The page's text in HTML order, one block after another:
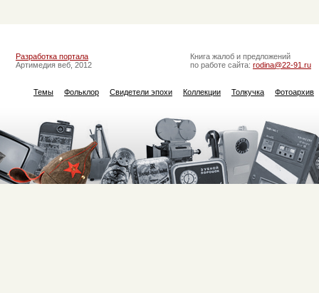
Разработка портала
Артимедия веб, 2012
Книга жалоб и предложений
по работе сайта: rodina@22-91.ru
Темы Фольклор Свидетели эпохи Коллекции Толкучка Фотоархив